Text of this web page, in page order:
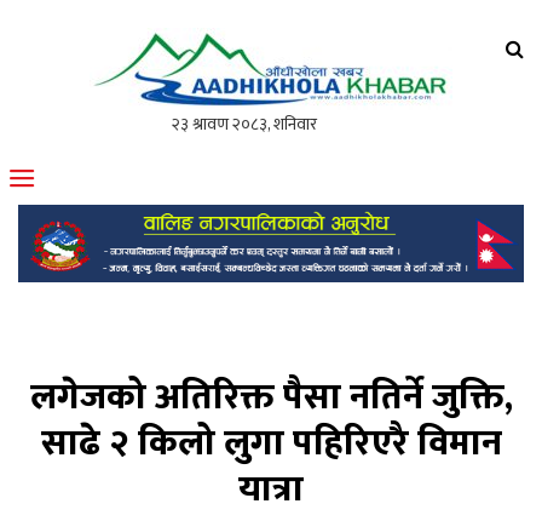
मोफसलकै लोकप्रिय अनलाइन पत्रिका
लगेजको अतिरिक्त पैसा नतिर्ने जुक्ति,
साढे २ किलो लुगा पहिरिएरै विमान
यात्रा